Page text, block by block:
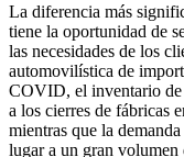
La diferencia más
tiene la oportunidad de
las necesidades de los
automovilística de
COVID, el inventario de
a los cierres de fábricas
mientras que la
lugar a un gran volumen